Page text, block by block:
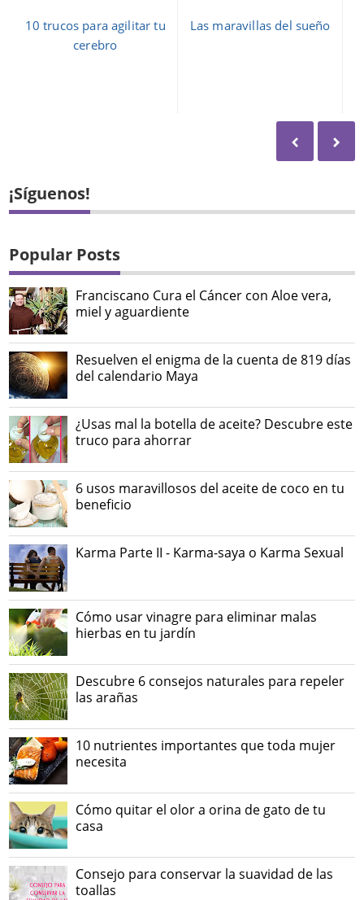
10 trucos para agilitar tu
cerebro
Las maravillas del sueño
¡Síguenos!
Popular Posts
Franciscano Cura el Cáncer con Aloe vera,
miel y aguardiente
Resuelven el enigma de la cuenta de 819 días
del calendario Maya
¿Usas mal la botella de aceite? Descubre este
truco para ahorrar
6 usos maravillosos del aceite de coco en tu
beneficio
Karma Parte II - Karma-saya o Karma Sexual
Cómo usar vinagre para eliminar malas
hierbas en tu jardín
Descubre 6 consejos naturales para repeler
las arañas
10 nutrientes importantes que toda mujer
necesita
Cómo quitar el olor a orina de gato de tu
casa
Consejo para conservar la suavidad de las
toallas